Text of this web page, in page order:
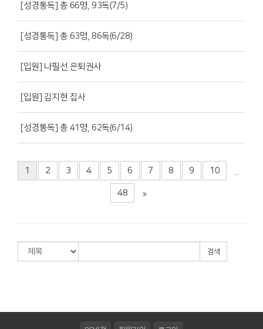
[성경통독] 총 66명, 93독(7/5)
[성경통독] 총 63명, 86독(6/28)
[입원] 나필선 은퇴권사
[입원] 김지현 집사
[성경통독] 총 41명, 62독(6/14)
1 2 3 4 5 6 7 8 9 10
48
검색